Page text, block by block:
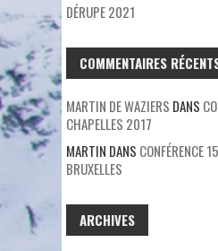
DÉRUPE 2021
COMMENTAIRES
MARTIN DE WAZIERS DANS
CHAPELLES 2017
MARTIN DANS CONFÉRENCE
BRUXELLES
ARCHIVES